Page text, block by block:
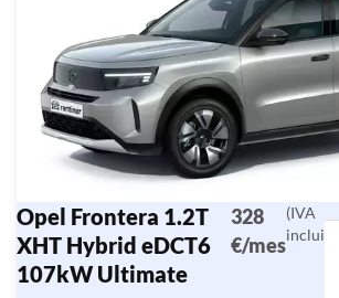
Opel Frontera 1.2T
XHT Hybrid eDCT6
107kW Ultimate
328
€/mes
(IVA
incluido)